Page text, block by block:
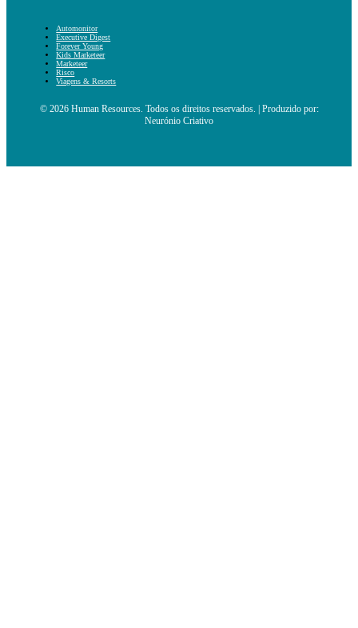
Automonitor
Executive Digest
Forever Young
Kids Marketeer
Marketeer
Risco
Viagens & Resorts
© 2026 Human Resources. Todos os direitos reservados. | Produzido por:
Neurónio Criativo